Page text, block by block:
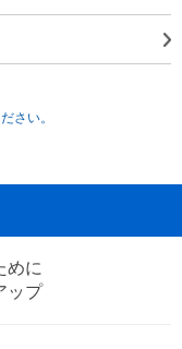
さい。
めに
ップ